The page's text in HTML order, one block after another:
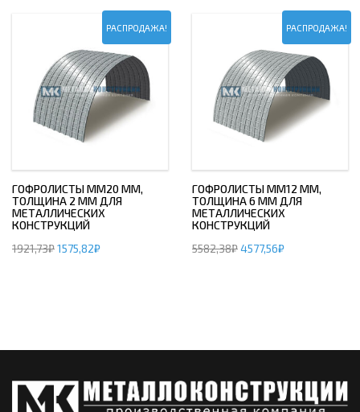
РАСПРОДАЖА!
ГОФРОЛИСТЫ ММ20 ММ,
ТОЛЩИНА 2 ММ ДЛЯ
МЕТАЛЛИЧЕСКИХ
КОНСТРУКЦИЙ
1921,73₽1575,82₽
РАСПРОДАЖА!
ГОФРОЛИСТЫ ММ12 ММ,
ТОЛЩИНА 6 ММ ДЛЯ
МЕТАЛЛИЧЕСКИХ
КОНСТРУКЦИЙ
5582,38₽4577,56₽